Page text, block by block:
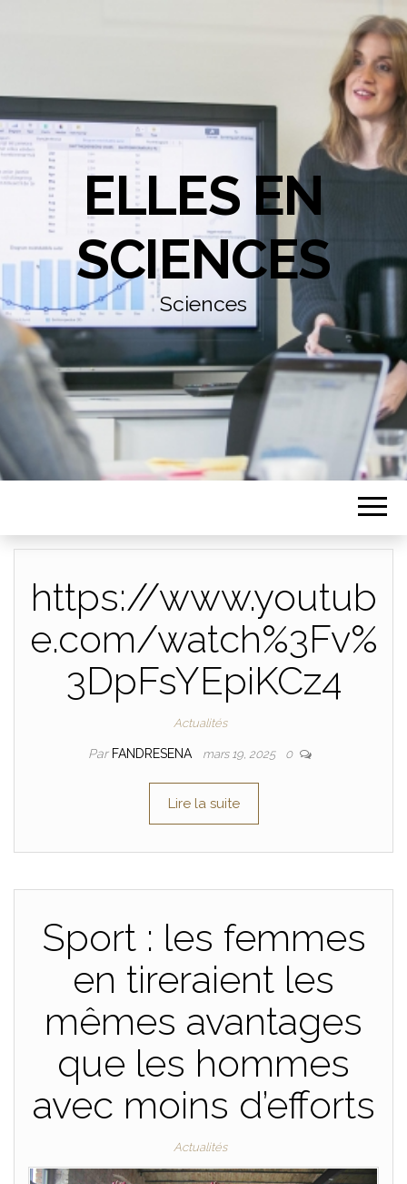
ELLES EN
SCIENCES
Sciences
https://www.youtub
e.com/watch%3Fv%
3DpFsYEpiKCz4
Actualités
Par FANDRESENA mars 19, 2025 0
Lire la suite
Sport : les femmes
en tireraient les
mêmes avantages
que les hommes
avec moins d’efforts
Actualités